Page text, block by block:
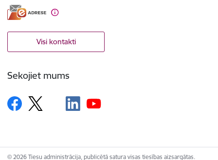
Visi kontakti
Sekojiet mums
© 2026 Tiesu administrācija, publicētā satura visas tiesības aizsargātas.